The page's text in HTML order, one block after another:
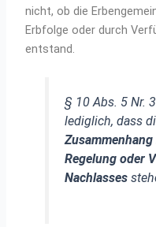
nicht, ob die
Erbfolge oder durch
entstand.
§ 10 Abs. 5 Nr.
lediglich, dass
Regelung oder
Nachlasses